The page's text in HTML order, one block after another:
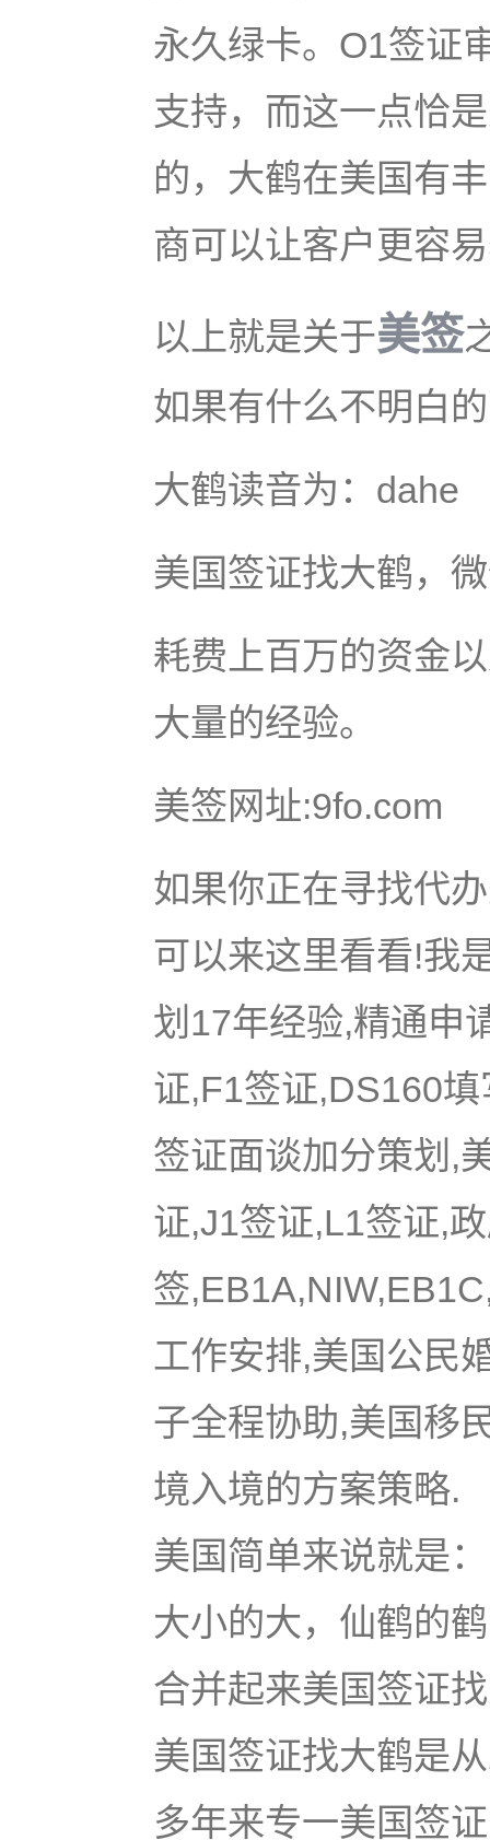
永久绿卡。O1签证
支持，而这一点恰
的，大鹤在美国有
商可以让客户更容
以上就是关于美签
如果有什么不明白
大鹤读音为：dahe
美国签证找大鹤，
耗费上百万的资金
大量的经验。
美签网址:9fo.com
如果你正在寻找代
可以来这里看看!我
划17年经验,精通申
证,F1签证,DS160
签证面谈加分策划,
证,J1签证,L1签证,
签
工作安排,美国公民
子全程协助,美国移
境入境的方案策略.
美国简单来说就是
大小的大，仙鹤的
合并起来美国签证
美国签证找大鹤是
多年来专一美国签